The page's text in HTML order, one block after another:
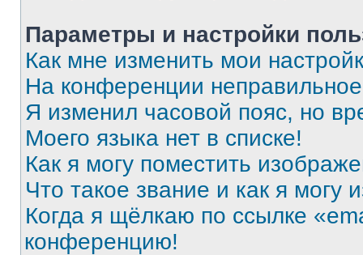
Параметры и настройки
Как мне изменить мои
На конференции
Я изменил часовой пояс, но
Моего языка нет в списке!
Как я могу поместить
Что такое звание и как я могу
Когда я щёлкаю по ссылке
конференцию!